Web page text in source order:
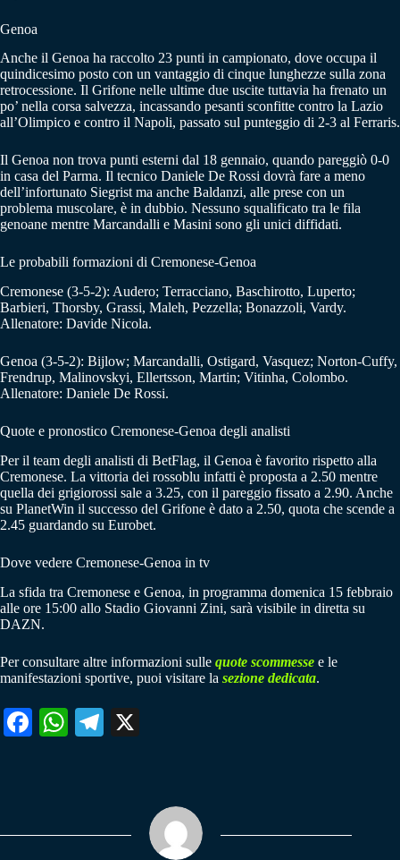
Genoa
Anche il Genoa ha raccolto 23 punti in campionato, dove occupa il
quindicesimo posto con un vantaggio di cinque lunghezze sulla zona
retrocessione. Il Grifone nelle ultime due uscite tuttavia ha frenato un
po’ nella corsa salvezza, incassando pesanti sconfitte contro la Lazio
all’Olimpico e contro il Napoli, passato sul punteggio di 2-3 al Ferraris.
Il Genoa non trova punti esterni dal 18 gennaio, quando pareggiò 0-0
in casa del Parma. Il tecnico Daniele De Rossi dovrà fare a meno
dell’infortunato Siegrist ma anche Baldanzi, alle prese con un
problema muscolare, è in dubbio. Nessuno squalificato tra le fila
genoane mentre Marcandalli e Masini sono gli unici diffidati.
Le probabili formazioni di Cremonese-Genoa
Cremonese (3-5-2): Audero; Terracciano, Baschirotto, Luperto;
Barbieri, Thorsby, Grassi, Maleh, Pezzella; Bonazzoli, Vardy.
Allenatore: Davide Nicola.
Genoa (3-5-2): Bijlow; Marcandalli, Ostigard, Vasquez; Norton-Cuffy,
Frendrup, Malinovskyi, Ellertsson, Martin; Vitinha, Colombo.
Allenatore: Daniele De Rossi.
Quote e pronostico Cremonese-Genoa degli analisti
Per il team degli analisti di BetFlag, il Genoa è favorito rispetto alla
Cremonese. La vittoria dei rossoblu infatti è proposta a 2.50 mentre
quella dei grigiorossi sale a 3.25, con il pareggio fissato a 2.90. Anche
su PlanetWin il successo del Grifone è dato a 2.50, quota che scende a
2.45 guardando su Eurobet.
Dove vedere Cremonese-Genoa in tv
La sfida tra Cremonese e Genoa, in programma domenica 15 febbraio
alle ore 15:00 allo Stadio Giovanni Zini, sarà visibile in diretta su
DAZN.
Per consultare altre informazioni sulle quote scommesse e le
manifestazioni sportive, puoi visitare la sezione dedicata.
Fa W
pp
Te
m